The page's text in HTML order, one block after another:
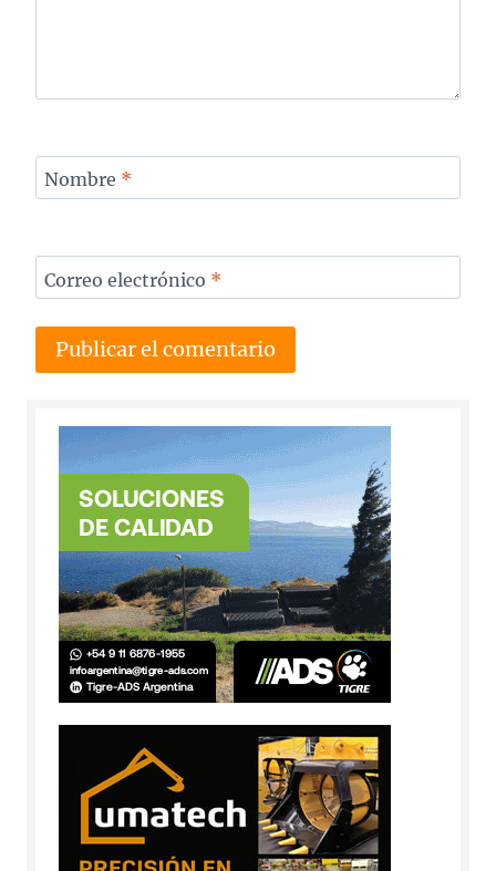
Nombre *
Correo electrónico *